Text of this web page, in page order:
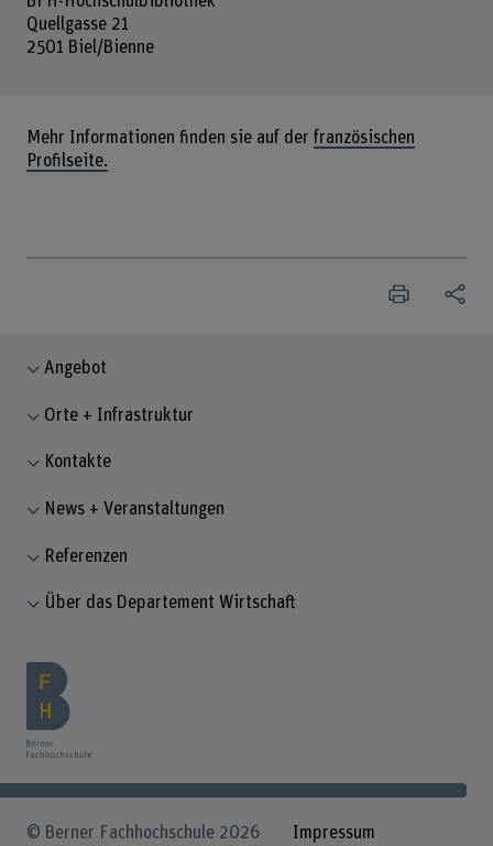
Quellgasse 21
2501 Biel/Bienne
Mehr Informationen finden sie auf der französischen
Profilseite.
Angebot
Orte + Infrastruktur
Kontakte
News + Veranstaltungen
Referenzen
Über das Departement Wirtschaft
© Berner Fachhochschule 2026 Impressum